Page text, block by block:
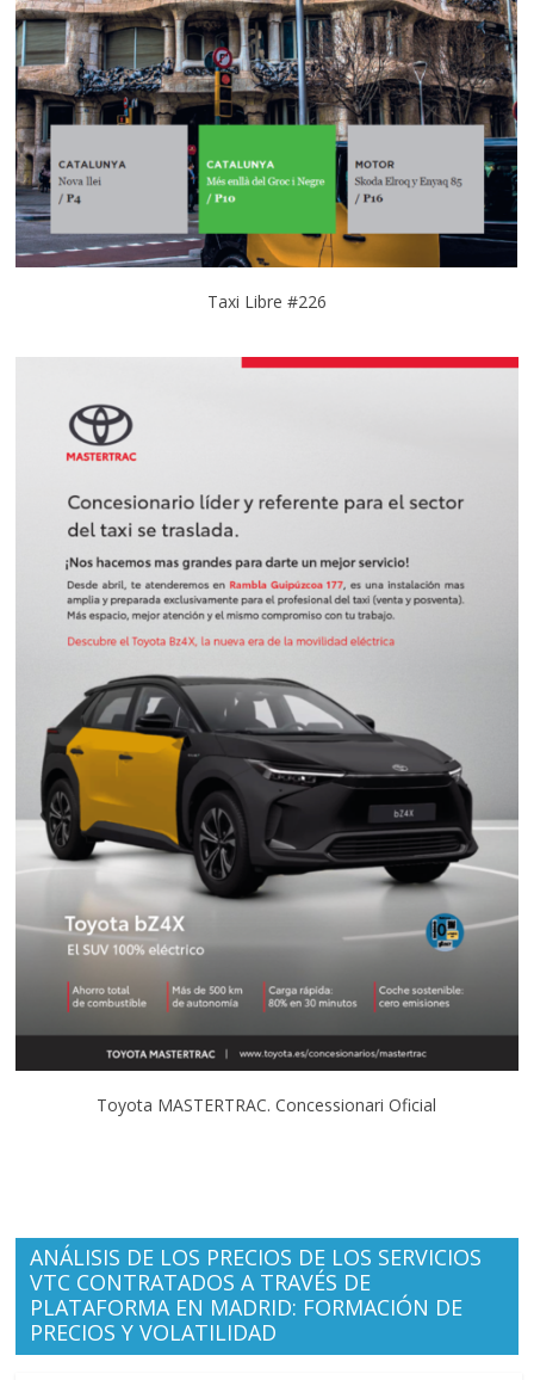
Taxi Libre #226
Toyota MASTERTRAC. Concessionari Oficial
ANÁLISIS DE LOS PRECIOS DE LOS SERVICIOS
VTC CONTRATADOS A TRAVÉS DE
PLATAFORMA EN MADRID: FORMACIÓN DE
PRECIOS Y VOLATILIDAD